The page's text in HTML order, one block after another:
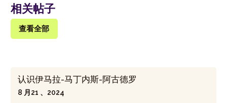
相关帖子
查看全部
认识伊马拉-马丁内斯-阿古德罗
8 月21 、2024